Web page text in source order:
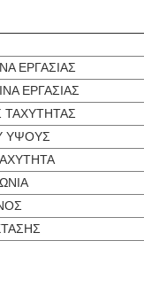
ΕΡΓΑΣΙΑΣ
ΕΡΓΑΣΙΑΣ
ΥΨΟΥΣ